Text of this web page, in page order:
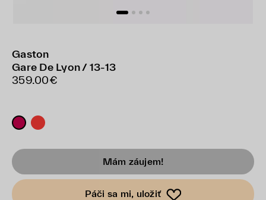
Gaston
Gare De Lyon / 13-13
359.00€
Mám záujem!
Páči sa mi, uložiť